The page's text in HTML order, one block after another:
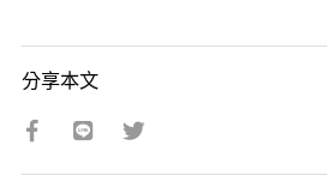
分享本文